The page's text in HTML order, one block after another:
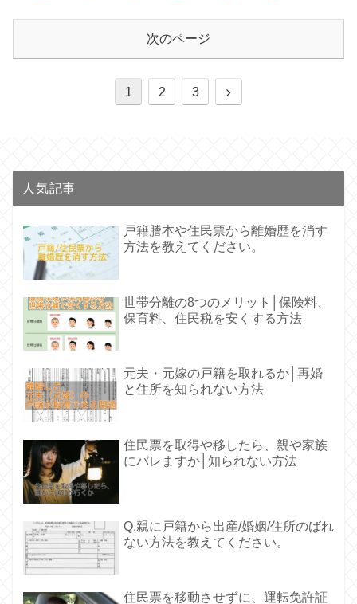
次のページ
1 2 3
人気記事
戸籍謄本や住民票から離婚歴を消す
方法を教えてください。
世帯分離の8つのメリット│保険料、
保育料、住民税を安くする方法
元夫・元嫁の戸籍を取れるか│再婚
と住所を知られない方法
住民票を取得や移したら、親や家族
にバレますか│知られない方法
Q.親に戸籍から出産/婚姻/住所のばれ
ない方法を教えてください。
住民票を移動させずに、運転免許証